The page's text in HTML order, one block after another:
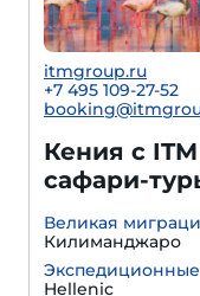
itmgroup.ru
+7 495 109-27-52
Кения с
сафари-
Великая
Килиманджаро
Hellenic